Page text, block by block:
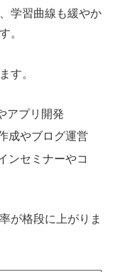
学習曲線も緩やか
。
す。
アプリ開発
成やブログ運営
ンセミナーやコ
が格段に上がりま